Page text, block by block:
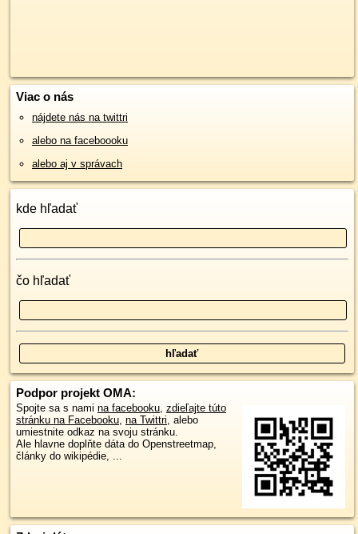
Viac o nás
nájdete nás na twittri
alebo na faceboooku
alebo aj v správach
kde hľadať
čo hľadať
Podpor projekt OMA:
Spojte sa s nami na facebooku, zdieľajte túto
stránku na Facebooku, na Twittri, alebo
umiestnite odkaz na svoju stránku.
Ale hlavne doplňte dáta do Openstreetmap,
články do wikipédie, ...